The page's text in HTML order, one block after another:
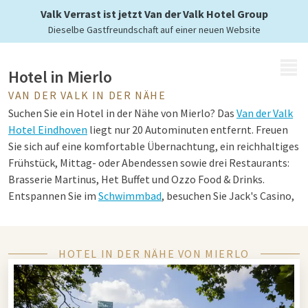
Valk Verrast ist jetzt Van der Valk Hotel Group
Dieselbe Gastfreundschaft auf einer neuen Website
Hotel in Mierlo
VAN DER VALK IN DER NÄHE
Suchen Sie ein Hotel in der Nähe von Mierlo? Das Van der Valk
Hotel Eindhoven liegt nur 20 Autominuten entfernt. Freuen
Sie sich auf eine komfortable Übernachtung, ein reichhaltiges
Frühstück, Mittag- oder Abendessen sowie drei Restaurants:
Brasserie Martinus, Het Buffet und Ozzo Food & Drinks.
Entspannen Sie im Schwimmbad, besuchen Sie Jack's Casino,
einen rundum gelungenen Aufenthalt.
Tipps für Mierlo und Eindhoven
HOTEL IN DER NÄHE VON MIERLO